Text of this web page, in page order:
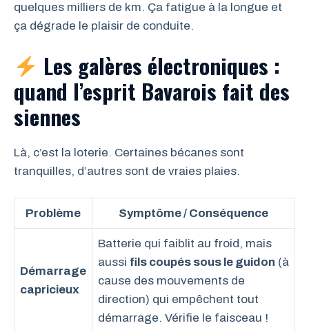
quelques milliers de km. Ça fatigue à la longue et
ça dégrade le plaisir de conduite.
Les galères électroniques :
quand l’esprit Bavarois fait des
siennes
Là, c’est la loterie. Certaines bécanes sont
tranquilles, d’autres sont de vraies plaies.
Problème Symptôme / Conséquence
Démarrage
capricieux
Batterie qui faiblit au froid, mais
aussi fils coupés sous le guidon (à
cause des mouvements de
direction) qui empêchent tout
démarrage. Vérifie le faisceau !